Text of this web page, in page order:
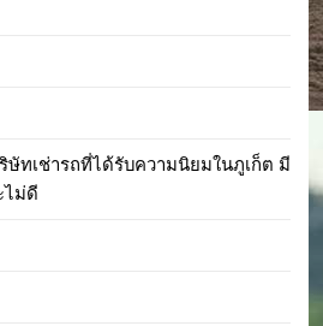
ษัทเช่ารถที่ได้รับความนิยมในภูเก็ต มี
ไม่ดี